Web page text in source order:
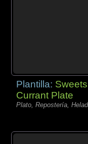
Plantilla:
Currant Plate
Plato, Repostería,